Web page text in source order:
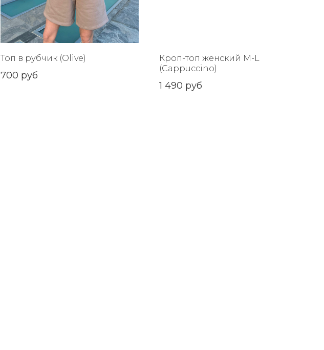
Топ в рубчик (Olive)
700 руб
Кроп-топ женский M-L
(Cappuccino)
1 490 руб